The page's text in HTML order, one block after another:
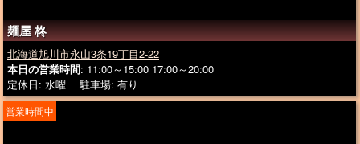
麺屋 柊
北海道旭川市永山3条19丁目2-22
本日の営業時間: 11:00～15:00 17:00～20:00
定休日: 水曜 駐車場: 有り
営業時間中